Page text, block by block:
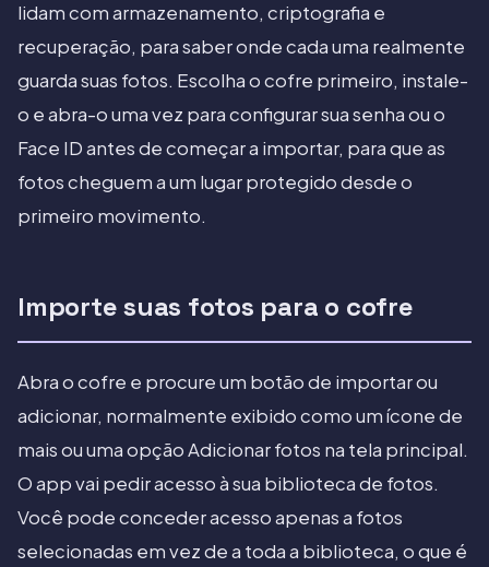
lidam com armazenamento, criptografia e
recuperação, para saber onde cada uma realmente
guarda suas fotos. Escolha o cofre primeiro, instale-
o e abra-o uma vez para configurar sua senha ou o
Face ID antes de começar a importar, para que as
fotos cheguem a um lugar protegido desde o
primeiro movimento.
Importe suas fotos para o cofre
Abra o cofre e procure um botão de importar ou
adicionar, normalmente exibido como um ícone de
mais ou uma opção Adicionar fotos na tela principal.
O app vai pedir acesso à sua biblioteca de fotos.
Você pode conceder acesso apenas a fotos
selecionadas em vez de a toda a biblioteca, o que é